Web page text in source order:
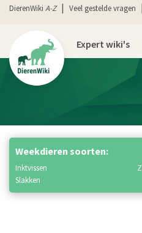
DierenWiki A-Z Veel gestelde vragen
Expert wiki's
Weekdieren soorten:
inktvissen
slakken